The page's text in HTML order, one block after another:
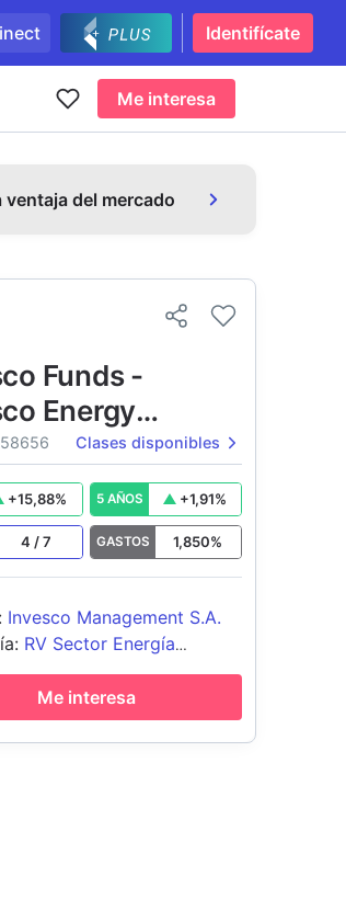
Identifícate
Me interesa
del mercado
Funds -
Energy
Enablement
Clases disponibles
+15,88% 5 AÑOS +1,91%
4 /7 GASTOS 1,850%
: Invesco Management S.A.
: RV Sector Energía
Me interesa